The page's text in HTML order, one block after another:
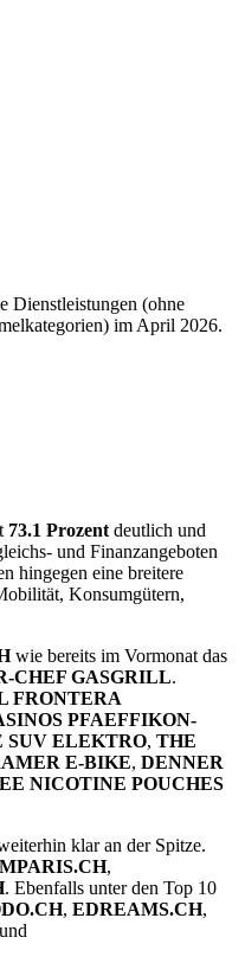
Dienstleistungen (ohne
im April 2026.
73.1 Prozent deutlich und
und Finanzangeboten
hingegen eine breitere
Konsumgütern,
wie bereits im Vormonat das
CHEF GASGRILL.
FRONTERA
PFAEFFIKON-
SUV ELEKTRO, THE
E-BIKE, DENNER
NICOTINE POUCHES
klar an der Spitze.
,
. Ebenfalls unter den Top 10
, EDREAMS.CH,